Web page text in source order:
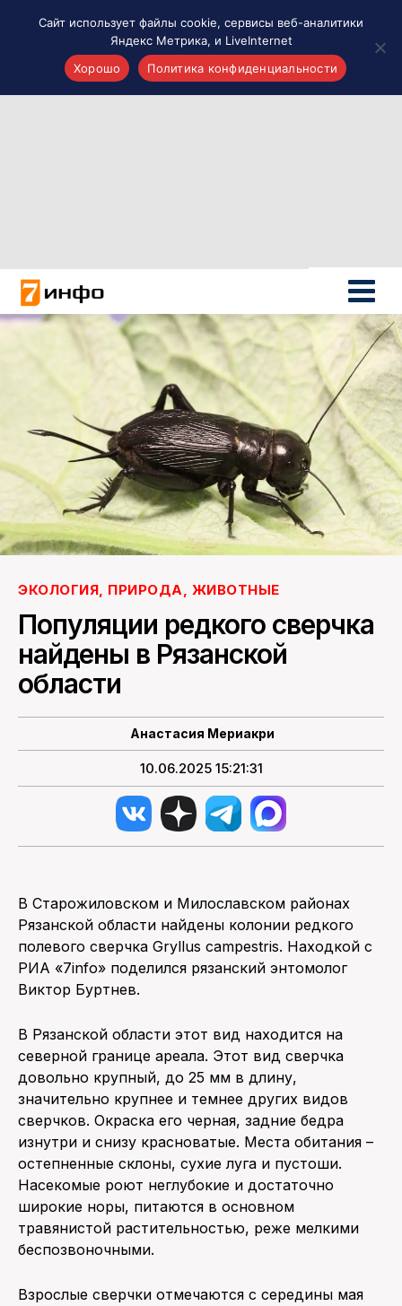
Новости России
Политика
Новости мира
Все материалы 7инфо
О НАС
ПОИСК ПО САЙТУ
ЭКОЛОГИЯ, ПРИРОДА, ЖИВОТНЫЕ
Популяции редкого сверчка
найдены в Рязанской
области
Анастасия Мериакри
10.06.2025 15:21:31
В Старожиловском и Милославском районах
Рязанской области найдены колонии редкого
полевого сверчка Gryllus campestris. Находкой с
РИА «7info» поделился рязанский энтомолог
Виктор Буртнев.
В Рязанской области этот вид находится на
северной границе ареала. Этот вид сверчка
довольно крупный, до 25 мм в длину,
значительно крупнее и темнее других видов
сверчков. Окраска его черная, задние бедра
изнутри и снизу красноватые. Места обитания –
остепненные склоны, сухие луга и пустоши.
Насекомые роют неглубокие и достаточно
широкие норы, питаются в основном
травянистой растительностью, реже мелкими
беспозвоночными.
Взрослые сверчки отмечаются с середины мая
Сайт использует файлы cookie, сервисы веб-аналитики
Яндекс Метрика, и LiveInternet
Хорошо
Политика конфиденциальности